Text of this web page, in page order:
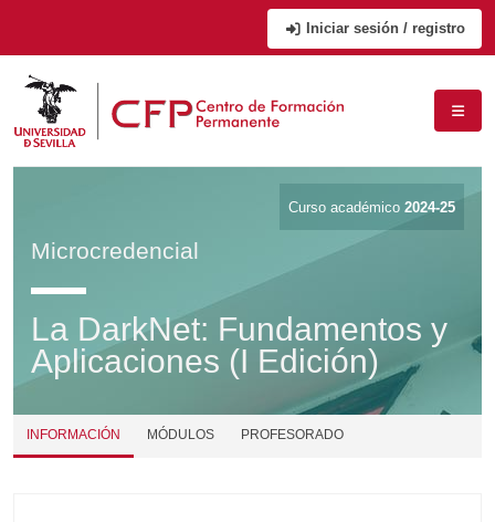
Iniciar sesión / registro
Curso académico 2024-25
Microcredencial
La DarkNet: Fundamentos y
Aplicaciones (I Edición)
INFORMACIÓN MÓDULOS PROFESORADO